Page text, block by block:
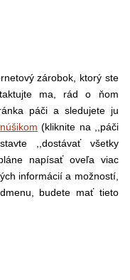
zárobok, ktorý ste
ma, rád o ňom
páči a sledujete ju
(kliknite na ,,páči
,,dostávať všetky
napísať oveľa viac
informácií a možností,
budete mať tieto